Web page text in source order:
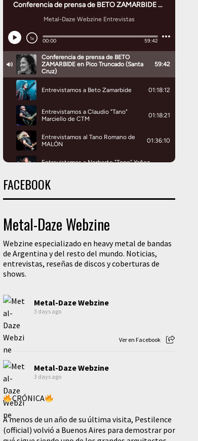
FACEBOOK
Metal-Daze Webzine
Webzine especializado en heavy metal de bandas
de Argentina y del resto del mundo. Noticias,
entrevistas, reseñas de discos y coberturas de
shows.
Metal-Daze Webzine
3 days ago
Ver en Facebook
Metal-Daze Webzine
3 days ago
CRÓNICA
A menos de un año de su última visita, Pestilence
(official) volvió a Buenos Aires para demostrar por